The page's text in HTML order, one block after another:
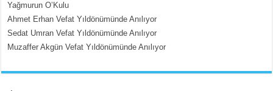
Yağmurun O’Kulu
Ahmet Erhan Vefat Yıldönümünde Anılıyor
Sedat Umran Vefat Yıldönümünde Anılıyor
Muzaffer Akgün Vefat Yıldönümünde Anılıyor